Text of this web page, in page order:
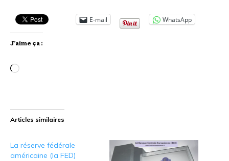
E-mail WhatsApp
J’aime ça :
Chargement…
Articles similaires
La réserve fédérale
américaine (la FED)